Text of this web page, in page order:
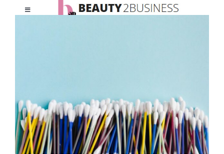
Toggle
LE RIVISTE
NEWSLETTER